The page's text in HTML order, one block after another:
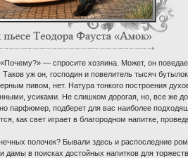
— спросите хозяина. Может, он
уж он, господин и повелитель тысяч
пивом, нет. Натура тонкого построения
усиками. Не слишком дорогая, но, все же
парфюмер, подберет для вас наиболее
как свет играет в благородном напитке,
полочек? Бывали здесь и распоследние
в поисках достойных напитков для